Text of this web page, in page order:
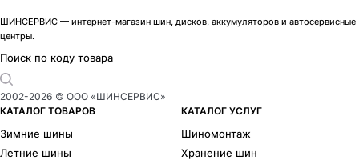
ШИНСЕРВИС — интернет-магазин шин, дисков, аккумуляторов и автосервисные
центры.
Поиск по коду товара
2002-2026 © ООО «ШИНСЕРВИС»
КАТАЛОГ ТОВАРОВ
Зимние шины
Летние шины
КАТАЛОГ УСЛУГ
Шиномонтаж
Хранение шин